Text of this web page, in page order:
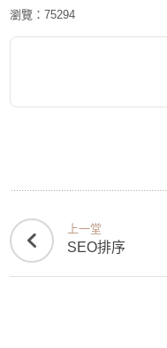
瀏覽：75294
上一堂
SEO排序